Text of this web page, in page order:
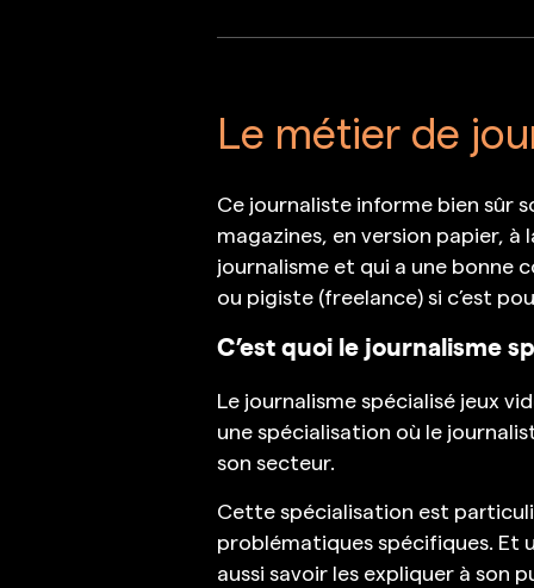
Le métier de
Ce journaliste informe bien sûr
magazines, en version papier,
journalisme et qui a une bonne
ou pigiste (freelance) si c’est
C’est quoi le journalisme
Le journalisme spécialisé jeux
une spécialisation où le
son secteur.
Cette spécialisation est
problématiques spécifiques. Et
aussi savoir les expliquer à son